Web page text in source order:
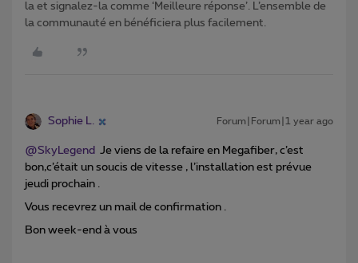
la et signalez-la comme ‘Meilleure réponse’. L’ensemble de
la communauté en bénéficiera plus facilement.
Sophie L. Forum|Forum|1 year ago
@SkyLegend Je viens de la refaire en Megafiber, c’est
bon,c’était un soucis de vitesse , l’installation est prévue
jeudi prochain .
Vous recevrez un mail de confirmation .
Bon week-end à vous